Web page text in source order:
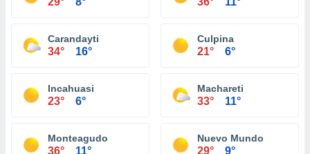
Carandayti
34° 16°
Culpina
21° 6°
Incahuasi
23° 6°
Machareti
33° 11°
Monteagudo
36° 11°
Nuevo Mundo
29° 9°